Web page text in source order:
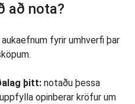
að nota?
fyrir umhverfi þar
þitt: notaðu þessa
opinberar kröfur um